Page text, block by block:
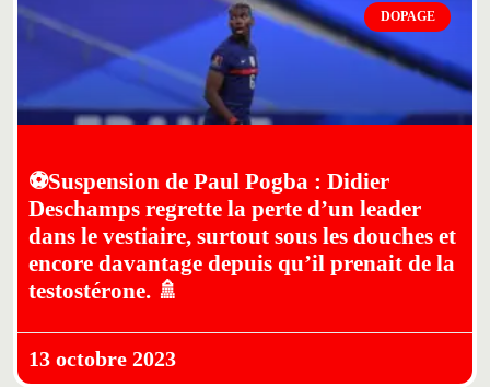
DOPAGE
⚽Suspension de Paul Pogba : Didier
Deschamps regrette la perte d’un leader
dans le vestiaire, surtout sous les douches et
encore davantage depuis qu’il prenait de la
testostérone. 🚿
13 octobre 2023